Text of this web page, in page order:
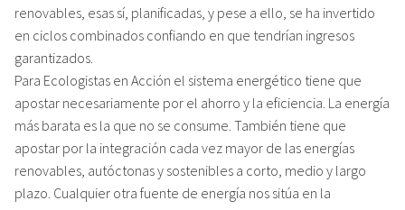
renovables, esas sí, planificadas, y pese a ello, se ha invertido
en ciclos combinados confiando en que tendrían ingresos
garantizados.
Para Ecologistas en Acción el sistema energético tiene que
apostar necesariamente por el ahorro y la eficiencia. La energía
más barata es la que no se consume. También tiene que
apostar por la integración cada vez mayor de las energías
renovables, autóctonas y sostenibles a corto, medio y largo
plazo. Cualquier otra fuente de energía nos sitúa en la